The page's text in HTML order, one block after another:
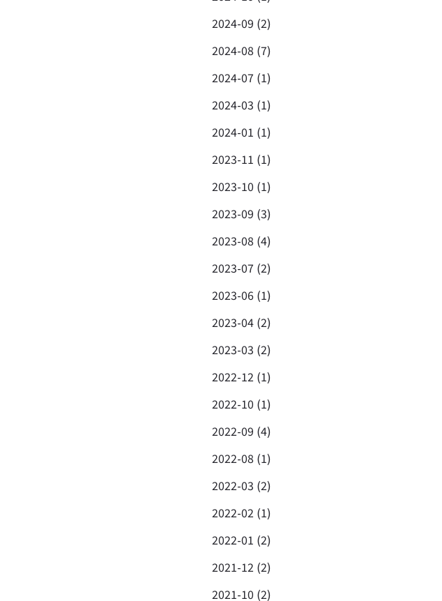
2024-09 (2)
2024-08 (7)
2024-07 (1)
2024-03 (1)
2024-01 (1)
2023-11 (1)
2023-10 (1)
2023-09 (3)
2023-08 (4)
2023-07 (2)
2023-06 (1)
2023-04 (2)
2023-03 (2)
2022-12 (1)
2022-10 (1)
2022-09 (4)
2022-08 (1)
2022-03 (2)
2022-02 (1)
2022-01 (2)
2021-12 (2)
2021-10 (2)